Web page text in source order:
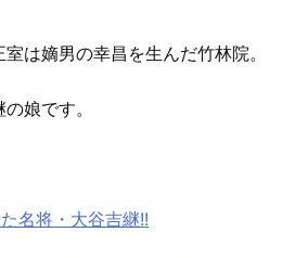
は嫡男の幸昌を生んだ竹林院。
娘です。
名将・大谷吉継!!